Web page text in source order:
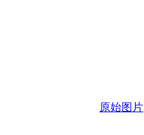
原始图片